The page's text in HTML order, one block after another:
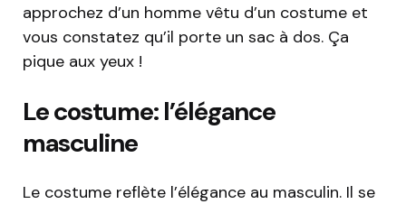
approchez d’un homme vêtu d’un costume et
vous constatez qu’il porte un sac à dos. Ça
pique aux yeux !
Le costume: l’élégance
masculine
Le costume reflète l’élégance au masculin. Il se